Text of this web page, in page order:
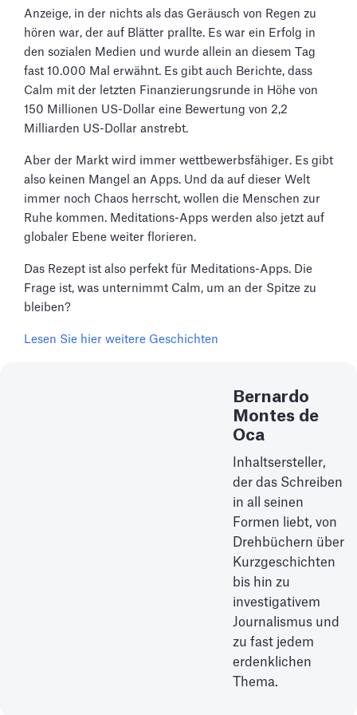
Anzeige, in der nichts als das Geräusch von Regen zu
hören war, der auf Blätter prallte. Es war ein Erfolg in
den sozialen Medien und wurde allein an diesem Tag
fast 10.000 Mal erwähnt. Es gibt auch Berichte, dass
Calm mit der letzten Finanzierungsrunde in Höhe von
150 Millionen US-Dollar eine Bewertung von 2,2
Milliarden US-Dollar anstrebt.
Aber der Markt wird immer wettbewerbsfähiger. Es gibt
also keinen Mangel an Apps. Und da auf dieser Welt
immer noch Chaos herrscht, wollen die Menschen zur
Ruhe kommen. Meditations-Apps werden also jetzt auf
globaler Ebene weiter florieren.
Das Rezept ist also perfekt für Meditations-Apps. Die
Frage ist, was unternimmt Calm, um an der Spitze zu
bleiben?
Lesen Sie hier weitere Geschichten
Bernardo
Montes de
Oca
Inhaltsersteller,
der das Schreiben
in all seinen
Formen liebt, von
Drehbüchern über
Kurzgeschichten
bis hin zu
investigativem
Journalismus und
zu fast jedem
erdenklichen
Thema.